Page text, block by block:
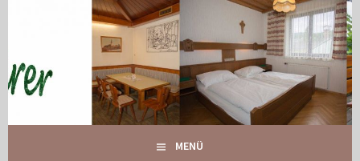
GASTHOF MAURER
IHR GASTHOF IN GLOGGNITZ
MENÜ